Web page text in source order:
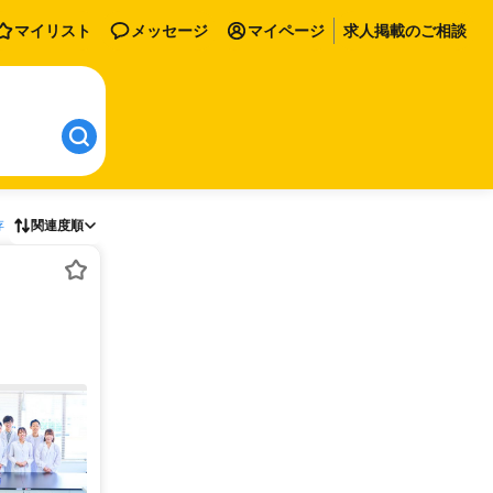
マイリスト メッセージ マイページ 求人掲載のご相談
関連度順